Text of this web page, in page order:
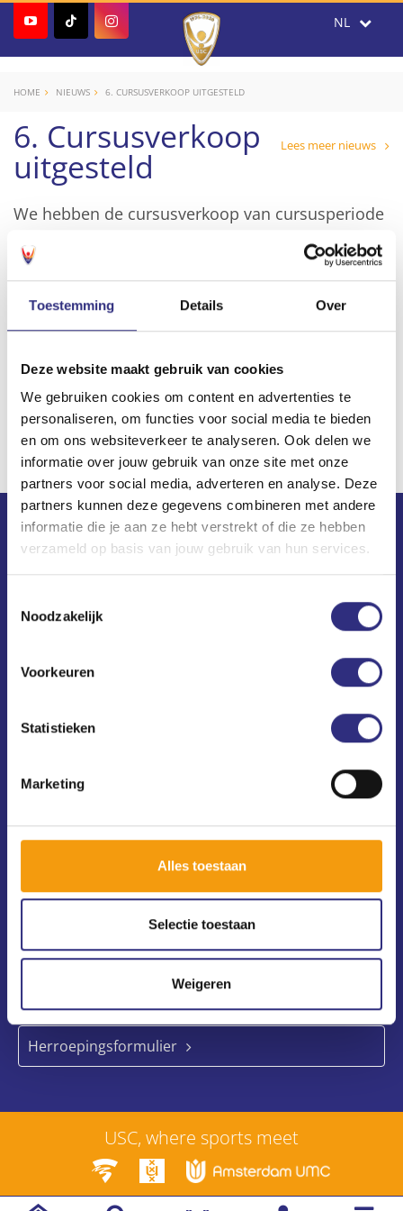
Toestemming Details Over
Deze website maakt gebruik van cookies
We gebruiken cookies om content en advertenties te
personaliseren, om functies voor social media te bieden
en om ons websiteverkeer te analyseren. Ook delen we
informatie over jouw gebruik van onze site met onze
partners voor social media, adverteren en analyse. Deze
partners kunnen deze gegevens combineren met andere
informatie die je aan ze hebt verstrekt of die ze hebben
verzameld op basis van jouw gebruik van hun services.
Noodzakelijk
Voorkeuren
Statistieken
Marketing
Alles toestaan
Selectie toestaan
Weigeren
HOME NIEUWS 6. CURSUSVERKOOP UITGESTELD
Lees meer nieuws
6. Cursusverkoop
uitgesteld
We hebben de cursusverkoop van cursusperiode
II tot nader order uitgesteld. Na de evaluatie van
het RIVM m.b.t. het effect van de nieuwe
maatregelen, zullen we beslissen of en welke
Contact
1098 XH Amsterdam
(020) 240 64 10
Alle USC-vestigingen
Abonnement herroepen
Herroepingsformulier
USC, where sports meet